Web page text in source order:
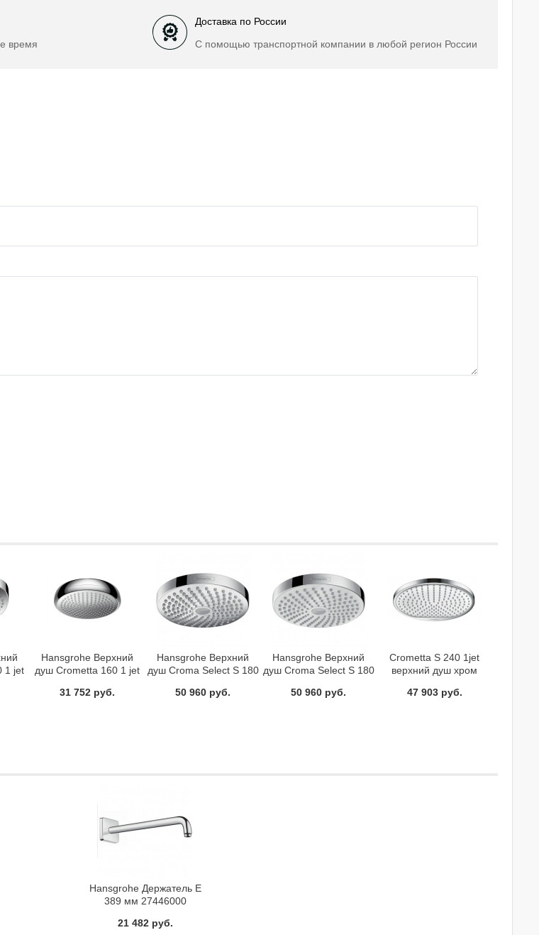
время
Доставка по России
С помощью транспортной компании в любой регион России
1 jet
Hansgrohe Верхний
душ Crometta 160 1 jet
31 752 руб.
Hansgrohe Верхний
душ Croma Select S 180
50 960 руб.
Hansgrohe Верхний
душ Croma Select S 180
50 960 руб.
Crometta S 240 1jet
верхний душ хром
47 903 руб.
Hansgrohe Держатель E
389 мм 27446000
21 482 руб.